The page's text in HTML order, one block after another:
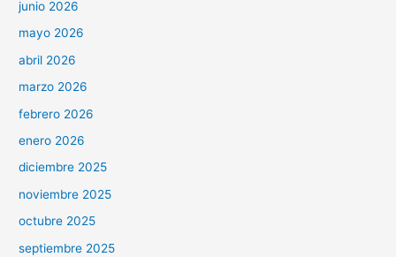
junio 2026
mayo 2026
abril 2026
marzo 2026
febrero 2026
enero 2026
diciembre 2025
noviembre 2025
octubre 2025
septiembre 2025